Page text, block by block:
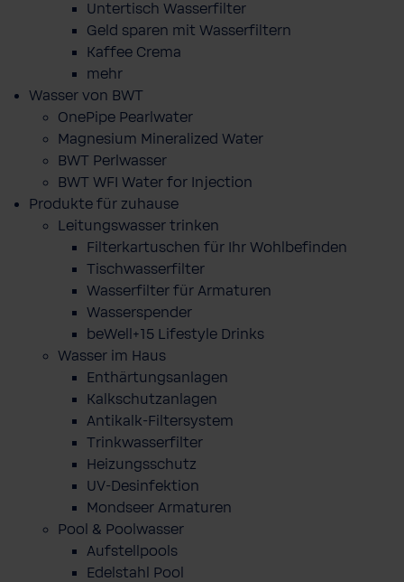
Untertisch Wasserfilter
Geld sparen mit Wasserfiltern
Kaffee Crema
mehr
Wasser von BWT
OnePipe Pearlwater
Magnesium Mineralized Water
BWT Perlwasser
BWT WFI Water for Injection
Produkte für zuhause
Leitungswasser trinken
Filterkartuschen für Ihr Wohlbefinden
Tischwasserfilter
Wasserfilter für Armaturen
Wasserspender
beWell+15 Lifestyle Drinks
Wasser im Haus
Enthärtungsanlagen
Kalkschutzanlagen
Antikalk-Filtersystem
Trinkwasserfilter
Heizungsschutz
UV-Desinfektion
Mondseer Armaturen
Pool & Poolwasser
Aufstellpools
Edelstahl Pool